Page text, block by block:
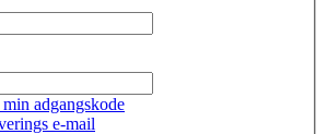
adgangskode
e-mail